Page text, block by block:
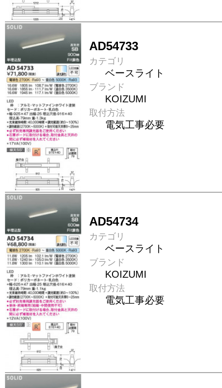
AD54733
カテゴリ
ベースライト
ブランド
KOIZUMI
取付方法
電気工事必要
AD54734
カテゴリ
ベースライト
ブランド
KOIZUMI
取付方法
電気工事必要